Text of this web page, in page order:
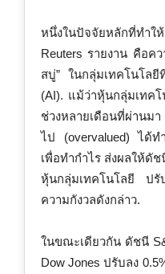
หนึ่งในปัจจัยหลักที่ทำใ
Reuters รายงาน คือค
สบู่” ในกลุ่มเทคโนโล
(AI). แม้ว่าหุ้นกลุ่มเทค
ช่วงหลายเดือนที่ผ่านม
ไป (overvalued) ได้ท
เพื่อทำกำไร ส่งผลให้ดั
หุ้นกลุ่มเทคโนโลยี ปรั
ความกังวลดังกล่าว.
ในขณะเดียวกัน ดัชนี
Dow Jones ปรับลง